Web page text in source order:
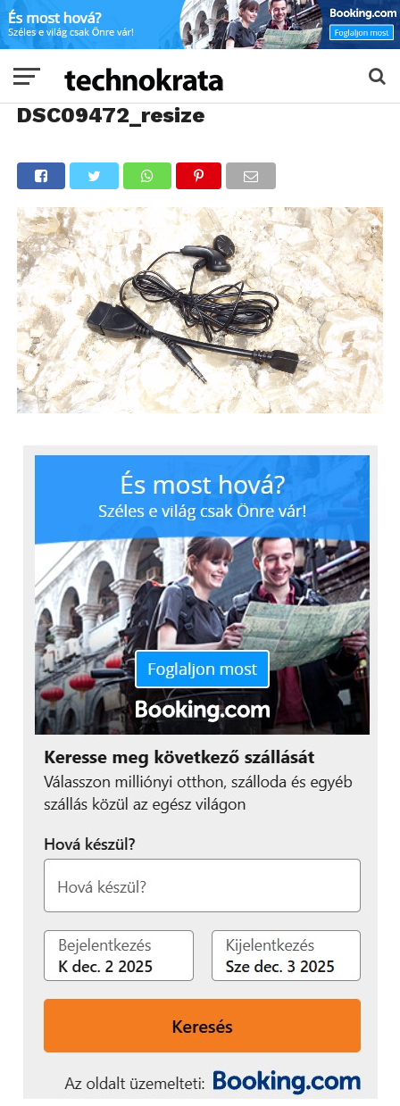
DSC09472_resize